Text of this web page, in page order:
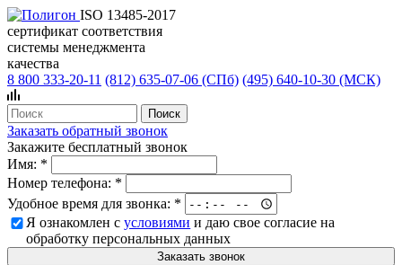
ISO 13485-2017
сертификат соответствия
системы менеджмента
качества
8 800 333-20-11 (812) 635-07-06 (СПб) (495) 640-10-30 (МСК)
Заказать обратный звонок
Закажите бесплатный звонок
Имя: *
Номер телефона: *
Удобное время для звонка: *
Я ознакомлен сусловиями и даю свое согласие на
обработку персональных данных